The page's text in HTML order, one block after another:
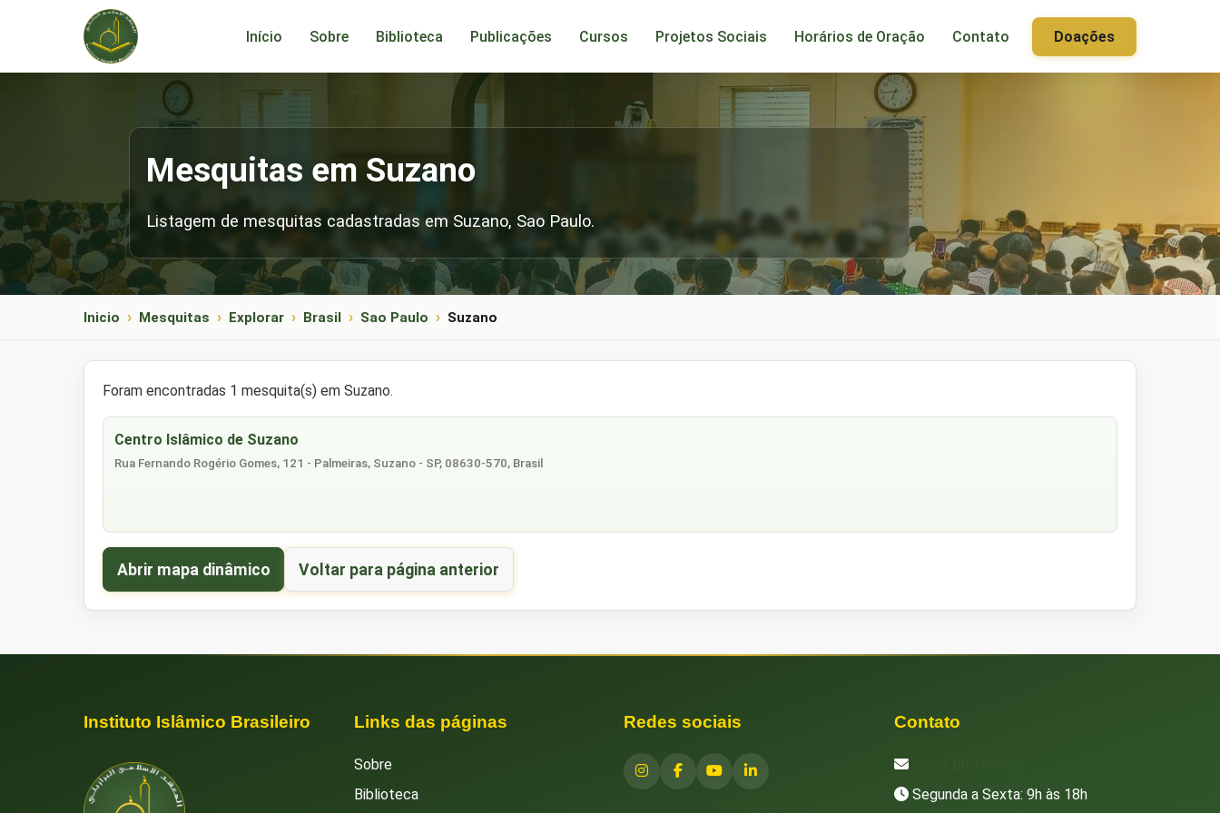
Início Sobre Biblioteca Publicações Cursos Projetos Sociais Horários de Oração Contato Doações
Mesquitas em Suzano
Listagem de mesquitas cadastradas em Suzano, Sao Paulo.
Inicio Mesquitas Explorar Brasil Sao Paulo Suzano
Foram encontradas 1 mesquita(s) em Suzano.
Centro Islâmico de Suzano
Rua Fernando Rogério Gomes, 121 - Palmeiras, Suzano - SP, 08630-570, Brasil
Abrir mapa dinâmico Voltar para página anterior
Instituto Islâmico Brasileiro Links das páginas
Sobre
Biblioteca
Redes sociais Contato
Segunda a Sexta: 9h às 18h